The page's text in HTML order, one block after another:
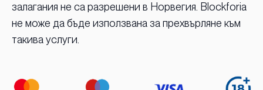
залагания не са разрешени в Норвегия. Blockforia
не може да бъде използвана за прехвърляне към
такива услуги.